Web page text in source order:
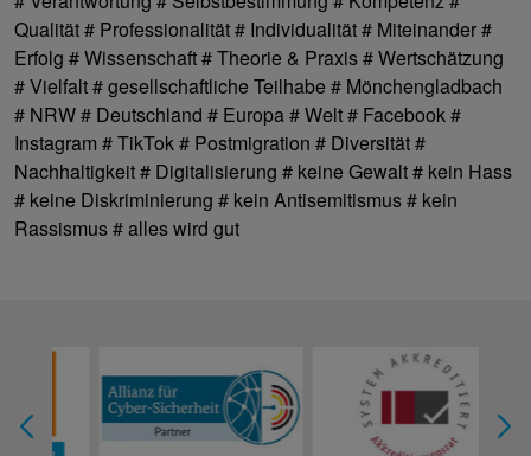
Qualität # Professionalität # Individualität # Miteinander #
Erfolg # Wissenschaft # Theorie & Praxis # Wertschätzung
# Vielfalt # gesellschaftliche Teilhabe # Mönchengladbach
# NRW # Deutschland # Europa # Welt # Facebook #
Instagram # TikTok # Postmigration # Diversität #
Nachhaltigkeit # Digitalisierung # keine Gewalt # kein Hass
# keine Diskriminierung # kein Antisemitismus # kein
Rassismus # alles wird gut